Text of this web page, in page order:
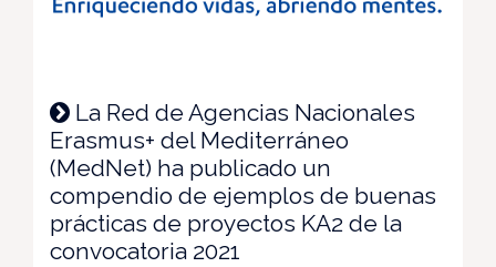
La Red de Agencias Nacionales
Erasmus+ del Mediterráneo
(MedNet) ha publicado un
compendio de ejemplos de buenas
prácticas de proyectos KA2 de la
convocatoria 2021